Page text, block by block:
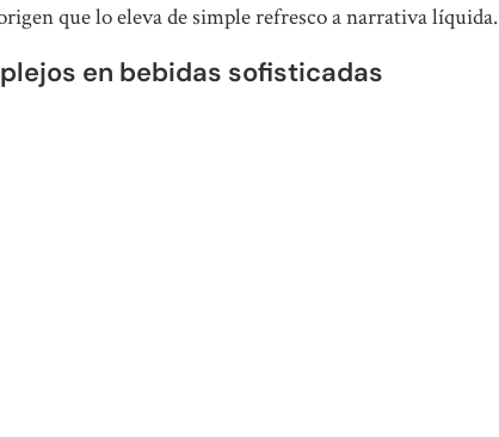
que lo eleva de simple refresco a narrativa líquida.
en bebidas sofisticadas